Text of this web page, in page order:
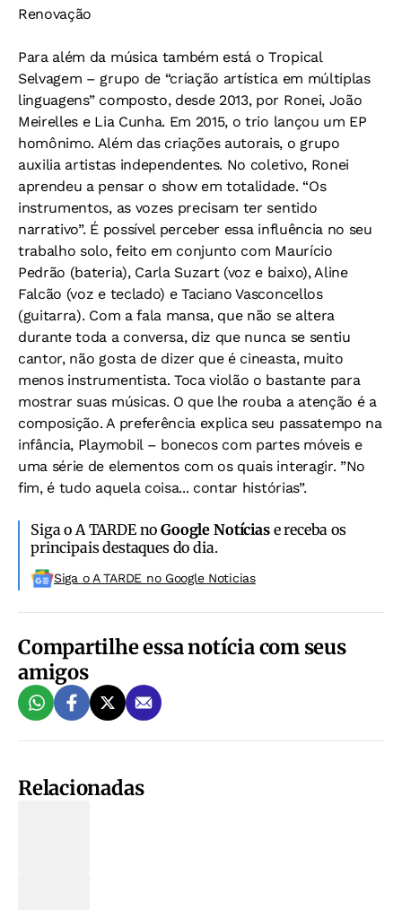
Renovação
Para além da música também está o Tropical
Selvagem – grupo de “criação artística em múltiplas
linguagens” composto, desde 2013, por Ronei, João
Meirelles e Lia Cunha. Em 2015, o trio lançou um EP
homônimo. Além das criações autorais, o grupo
auxilia artistas independentes. No coletivo, Ronei
aprendeu a pensar o show em totalidade. “Os
instrumentos, as vozes precisam ter sentido
narrativo”. É possível perceber essa influência no seu
trabalho solo, feito em conjunto com Maurício
Pedrão (bateria), Carla Suzart (voz e baixo), Aline
Falcão (voz e teclado) e Taciano Vasconcellos
(guitarra). Com a fala mansa, que não se altera
durante toda a conversa, diz que nunca se sentiu
cantor, não gosta de dizer que é cineasta, muito
menos instrumentista. Toca violão o bastante para
mostrar suas músicas. O que lhe rouba a atenção é a
composição. A preferência explica seu passatempo na
infância, Playmobil – bonecos com partes móveis e
uma série de elementos com os quais interagir. ”No
fim, é tudo aquela coisa... contar histórias”.
Siga o A TARDE noGoogle Notíciase receba os
principais destaques do dia.
Siga o A TARDE no Google Noticias
Compartilhe essa notícia com seus
amigos
Relacionadas